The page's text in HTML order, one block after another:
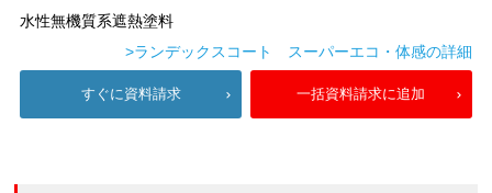
水性無機質系遮熱塗料
>ランデックスコート スーパーエコ・体感の詳細
すぐに資料請求 一括資料請求に追加